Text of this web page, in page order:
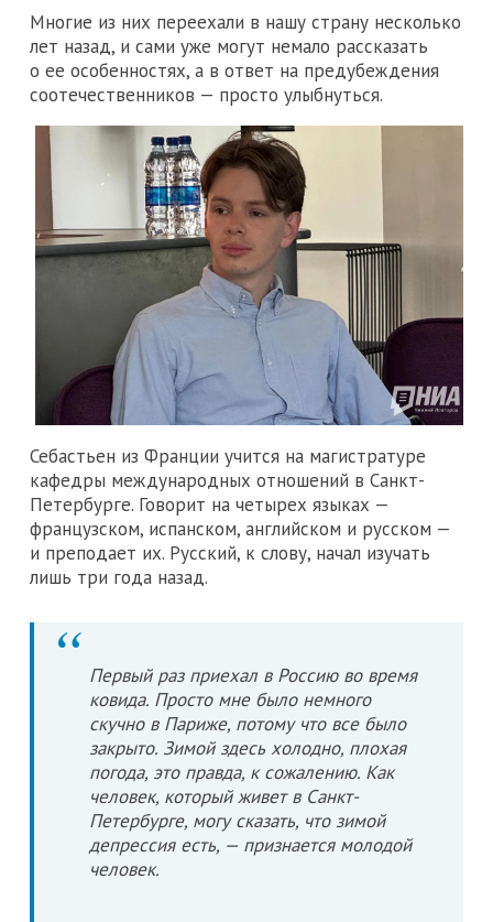
Многие из них переехали в нашу страну несколько
лет назад, и сами уже могут немало рассказать
о ее особенностях, а в ответ на предубеждения
соотечественников — просто улыбнуться.
Себастьен из Франции учится на магистратуре
кафедры международных отношений в Санкт-
Петербурге. Говорит на четырех языках —
французском, испанском, английском и русском —
и преподает их. Русский, к слову, начал изучать
лишь три года назад.
Первый раз приехал в Россию во время
ковида. Просто мне было немного
скучно в Париже, потому что все было
закрыто. Зимой здесь холодно, плохая
погода, это правда, к сожалению. Как
человек, который живет в Санкт-
Петербурге, могу сказать, что зимой
депрессия есть, — признается молодой
человек.